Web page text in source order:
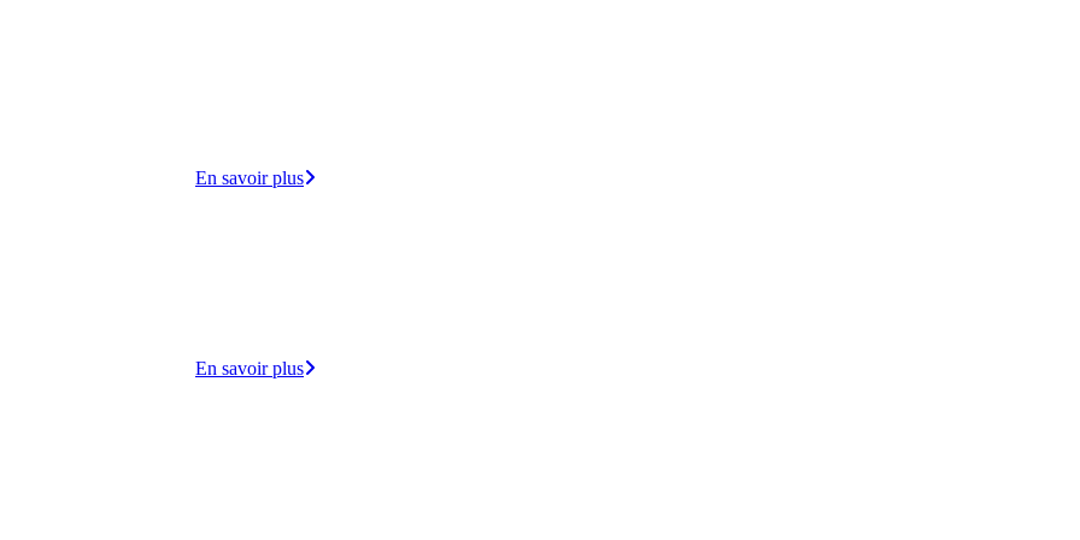
En savoir plus
En savoir plus